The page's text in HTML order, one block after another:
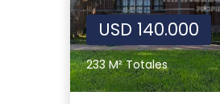
USD 140.000
233 M² Totales